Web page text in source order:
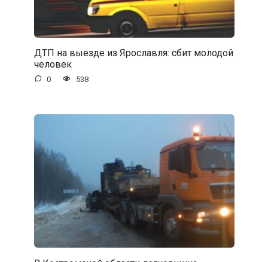
ДТП на выезде из Ярославля: сбит молодой
человек
0 538